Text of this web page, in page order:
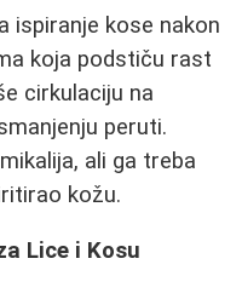
ispiranje kose nakon
koja podstiču rast
cirkulaciju na
peruti.
ali ga treba
kožu.
Lice i Kosu